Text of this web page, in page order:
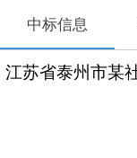
中标信息
江苏省泰州市某